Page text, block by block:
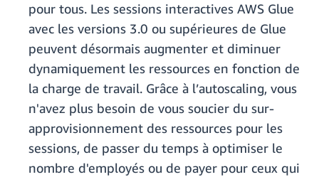
pour tous. Les sessions interactives AWS Glue
avec les versions 3.0 ou supérieures de Glue
peuvent désormais augmenter et diminuer
dynamiquement les ressources en fonction de
la charge de travail. Grâce à l’autoscaling, vous
n'avez plus besoin de vous soucier du sur-
approvisionnement des ressources pour les
sessions, de passer du temps à optimiser le
nombre d'employés ou de payer pour ceux qui